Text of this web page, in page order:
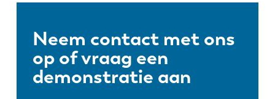
Neem contact met ons
op of vraag een
demonstratie aan